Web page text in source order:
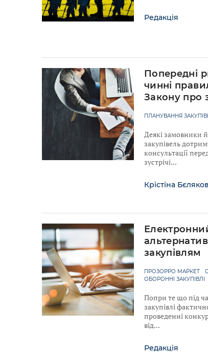
Редакція
Попередні
чинні
Закону про
ПЛАНУВАННЯ
Деякі замовники
закупівель
консультації
зустрічі
Крістіна
закупівлям
ПРОЗОРРО МАРКЕТ
ОБОРОННІ ЗАКУПІВЛІ
Попри те що під
закупівлі
проведенні
від
Редакція